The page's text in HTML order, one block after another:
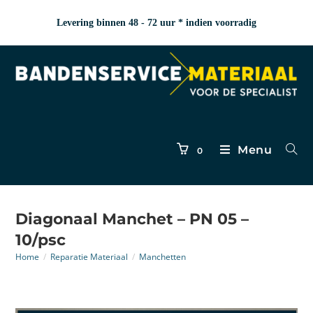
Levering binnen 48 - 72 uur * indien voorradig
0 Menu
Diagonaal Manchet – PN 05 –
10/psc
Home / Reparatie Materiaal / Manchetten